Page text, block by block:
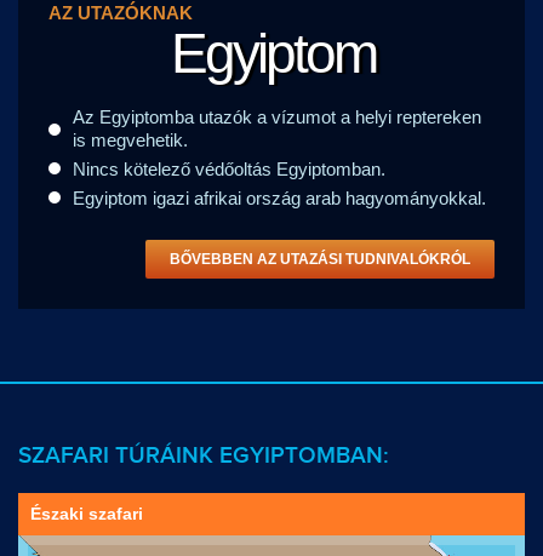
AZ UTAZÓKNAK
Egyiptom
Az Egyiptomba utazók a vízumot a helyi reptereken
is megvehetik.
Nincs kötelező védőoltás Egyiptomban.
Egyiptom igazi afrikai ország arab hagyományokkal.
BŐVEBBEN AZ UTAZÁSI TUDNIVALÓKRÓL
SZAFARI TÚRÁINK EGYIPTOMBAN:
Északi szafari